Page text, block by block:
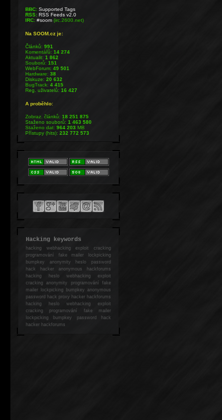
BBC: Supported Tags
RSS: RSS Feeds v2.0
IRC: #soom(irc.2600.net)
Na SOOM.cz je:
Článků:991
Komentářů:14 274
Aktualit:1 862
Souborů:151
WebForum:49 501
Hardware:38
Diskuze:20 632
BugTrack:4 415
Reg. uživatelů:16 427
A proběhlo:
Zobraz. článků:18 251 875
Staženo souborů:1 463 580
Staženo dat:964 203MB
Přístupy (hits):232 772 573
Hacking keywords
hackingwebhacking exploit cracking
programování fake mailer lockpicking
bumpkey anonymity heslo password
hackhacker anonymous hackforums
hackingheslo webhacking exploit
cracking anonymity programování fake
mailer lockpicking bumpkey anonymous
password hack proxy hacker hackforums
hacking heslo webhacking exploit
cracking programování fake mailer
lockpicking bumpkey password hack
hackerhackforums